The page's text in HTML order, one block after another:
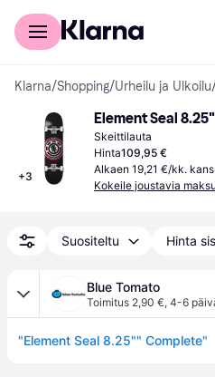
Kuluttajille
Klarna/Shopping/Urheilu ja Ulkoilu
+3
Element Seal 8.25"
Skeittilauta
Hinta109,95 €
Alkaen 19,21 €/kk.
Kokeile joustavia
Suositeltu Hinta
Blue Tomato
Toimitus 2,90 €, 4-6
"Element Seal 8.25"" Complete"